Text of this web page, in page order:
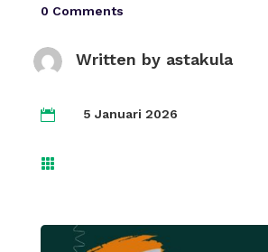
0 Comments
Written by astakula
 5 Januari 2026
